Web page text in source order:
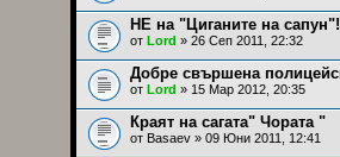
НЕ на "Циганите на сапун"!
от Lord » 26 Сеп 2011, 22:32
Добре свършена
от Lord » 15 Мар 2012, 20:35
Краят на сагата" Чората "
от Basaev » 09 Юни 2011, 12:41